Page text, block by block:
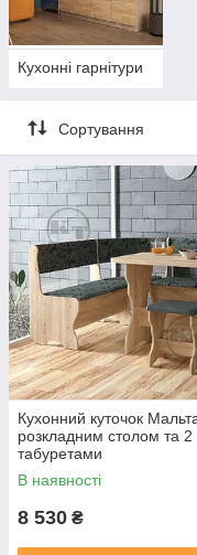
Кухонні гарнітури
Сортування
Кухонний куточок
розкладним столом та 2
табуретами
В наявності
8 530 ₴